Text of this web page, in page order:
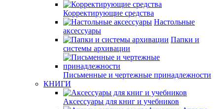
Корректирующие средства
Настольные
аксессуары
Папки и
системы архивации
Письменные и чертежные принадлежности
КНИГИ
Аксессуары для книг и учебников